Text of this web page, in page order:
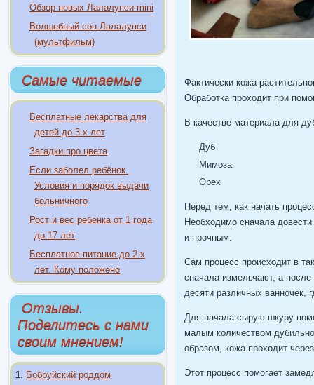
Обзор новых Лалалупси-mini
Волшебный сон Лалалупси
(мультфильм)
Самые читаемые
Бесплатные лекарства для
детей до 3-х лет
Загадки про цвета
Если заболел ребёнок.
Условия и порядок выдачи
больничного
Рост и вес ребенка от 1 года
до 17 лет
Бесплатное питание до 2-х
лет. Кому положено
Отзывы.
Поделитесь с нами
своим мнением!
1 Бобруйский роддом
Фактически кожа
Обработка проходит при
В качестве материала для
Дуб
Мимоза
Орех
Перед тем, как начать
Необходимо сначала
и прочным.
Сам процесс происходит в
сначала измельчают, а
десяти различных ванночек,
Для начала сырую шкуру
малым количеством
образом, кожа проходит
Этот процесс помогает